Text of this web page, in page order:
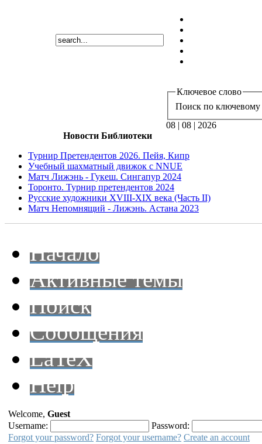
Ключевое слово
Поиск по ключевому
08 | 08 | 2026
Новости Библиотеки
Турнир Претендентов 2026. Пейя, Кипр
Учебный шахматный движок с NNUE
Матч Лижэнь - Гукеш. Сингапур 2024
Торонто. Турнир претендентов 2024
Русские художники XVIII-XIX века (Часть II)
Матч Непомнящий - Лижэнь. Астана 2023
Начало
Активные темы
Поиск
Сообщения
LaTeX
Help
Welcome, Guest
Username:
Password:
Forgot your password? Forgot your username? Create an account